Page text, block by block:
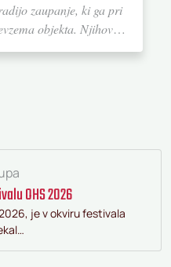
zaupanje, ki ga pri
objekta. Njihovo
OHS 2026
je v okviru festivala